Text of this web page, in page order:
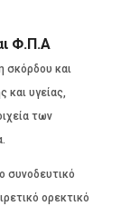
Φ.Π.Α
σκόρδου και
υγείας,
των
συνοδευτικό
ορεκτικό